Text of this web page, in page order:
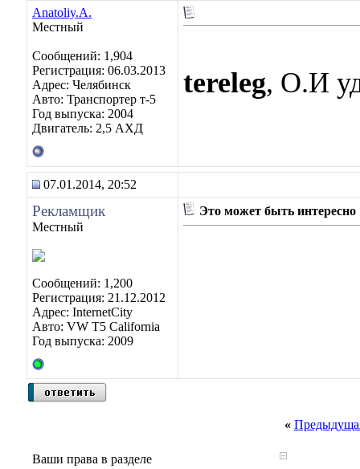
Anatoliy.A.
Местный
Сообщений: 1,904
Регистрация: 06.03.2013
Адрес: Челябинск
Авто: Транспортер т-5
Год выпуска: 2004
Двигатель: 2,5 АХД
tereleg, О.И
07.01.2014, 20:52
Рекламщик
Местный
Сообщений: 1,200
Регистрация: 21.12.2012
Адрес: InternetCity
Авто: VW T5 California
Год выпуска: 2009
Это может быть интересно
«
Ваши права в разделе